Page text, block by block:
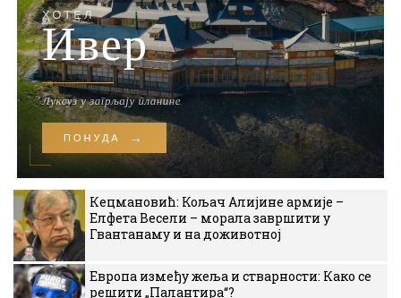
Кецмановић: Кољач Алијине армије –
Елфета Весели – морала завршити у
Гвантанаму и на доживотној
Европа између жеља и стварности: Како се
решити „Палантира“?